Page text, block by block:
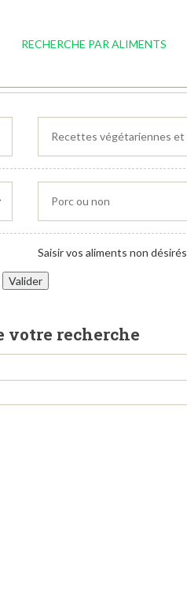
RECHERCHE PAR ALIMENTS
Saisir vos aliments non désirés
votre recherche